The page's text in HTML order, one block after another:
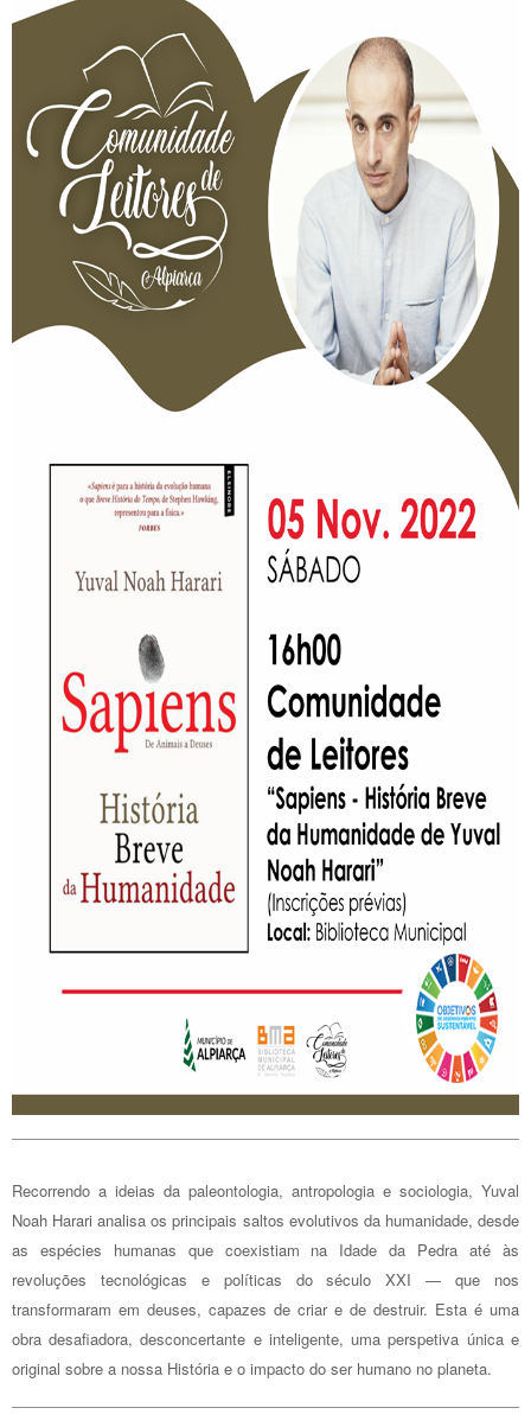
Recorrendo a ideias da paleontologia, antropologia e sociologia, Yuval
Noah Harari analisa os principais saltos evolutivos da humanidade, desde
as espécies humanas que coexistiam na Idade da Pedra até às
revoluções tecnológicas e políticas do século XXI — que nos
transformaram em deuses, capazes de criar e de destruir. Esta é uma
obra desafiadora, desconcertante e inteligente, uma perspetiva única e
original sobre a nossa História e o impacto do ser humano no planeta.